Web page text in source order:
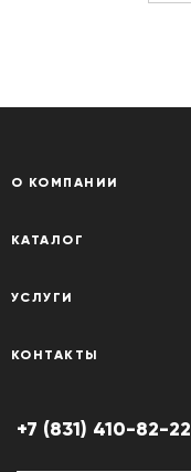
О КОМПАНИИ
КАТАЛОГ
УСЛУГИ
КОНТАКТЫ
+7 (831) 410-82-22